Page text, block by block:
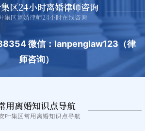
区24小时离婚律师咨询
集区离婚律师24小时在线咨询
微信：lanpenglaw123（律
师咨询）
用离婚知识点导航
叶集区常用离婚知识点导航